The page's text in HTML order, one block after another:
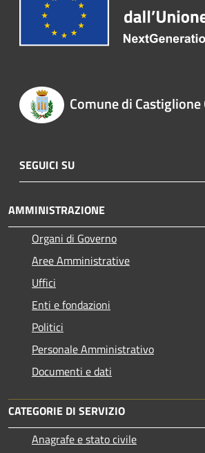
Comune di
SEGUICI SU
AMMINISTRAZIONE
Organi di Governo
Aree Amministrative
Uffici
Enti e fondazioni
Politici
Personale Amministrativo
Documenti e dati
CATEGORIE DI SERVIZIO
Anagrafe e stato civile